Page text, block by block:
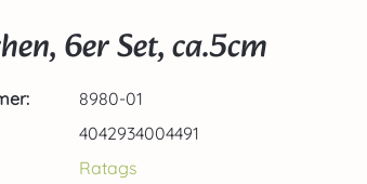
6er Set, ca.5cm
8980-01
4042934004491
Ratags